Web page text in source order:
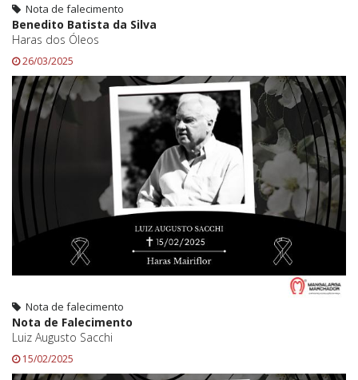
Nota de falecimento
Benedito Batista da Silva
Haras dos Óleos
26/03/2025
Nota de falecimento
Nota de Falecimento
Luiz Augusto Sacchi
15/02/2025